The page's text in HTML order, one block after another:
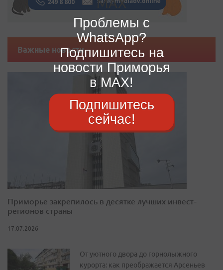
Важные новости
Приморье закрепилось в десятке лучших инвест-
регионов страны
17.07.2026
От уютного двора до горнолыжного
курорта: как преображается Арсеньев
Проблемы с
WhatsApp?
Подпишитесь на
новости Приморья
в MAX!
Подпишитесь
сейчас!